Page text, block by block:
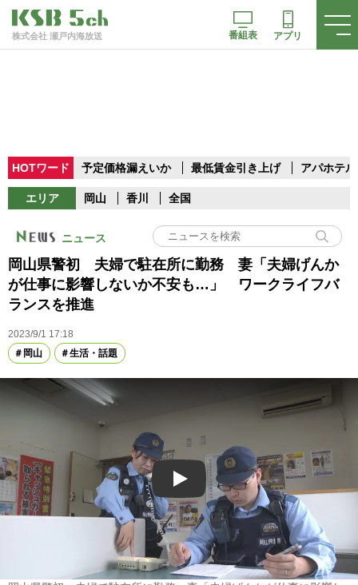
株式会社 瀬戸内海放送 番組表 アプリ
HOTワード 予定価格漏えいか 最低賃金引き上げ アパホテル
エリア 岡山 香川 全国
ニュース
岡山県警初 夫婦で駐在所に勤務 妻「夫婦げんか
が仕事に影響しないか不安も…」 ワークライフバ
ランスを推進
2023/9/1 17:18
岡山
生活・話題
Play